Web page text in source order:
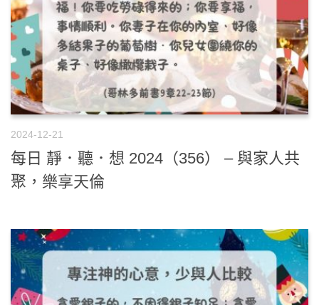
2024-12-21
每日 靜．聽．想 2024（356） – 與家人共
聚，樂享天倫